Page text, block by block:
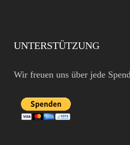
UNTERSTÜTZUNG
Wir freuen uns über jede